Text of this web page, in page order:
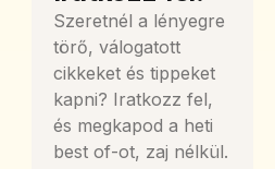
Szeretnél a lényegre
törő, válogatott
cikkeket és tippeket
kapni? Iratkozz fel,
és megkapod a heti
best of-ot, zaj nélkül.